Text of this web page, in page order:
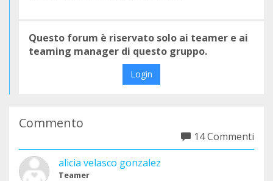
Questo forum è riservato solo ai teamer e ai
teaming manager di questo gruppo.
Login
Commento
14 Commenti
alicia velasco gonzalez
Teamer